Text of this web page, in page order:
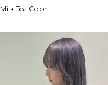
Milk Tea Color